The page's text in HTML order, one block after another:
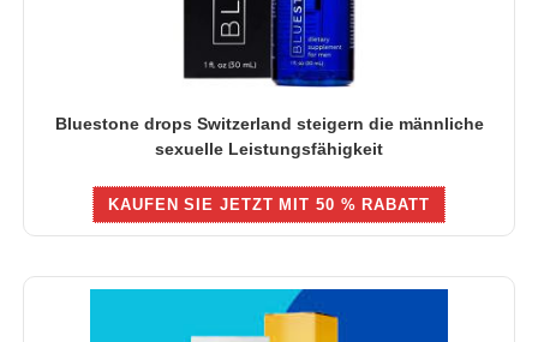
Bluestone drops Switzerland steigern die männliche
sexuelle Leistungsfähigkeit
KAUFEN SIE JETZT MIT 50 % RABATT